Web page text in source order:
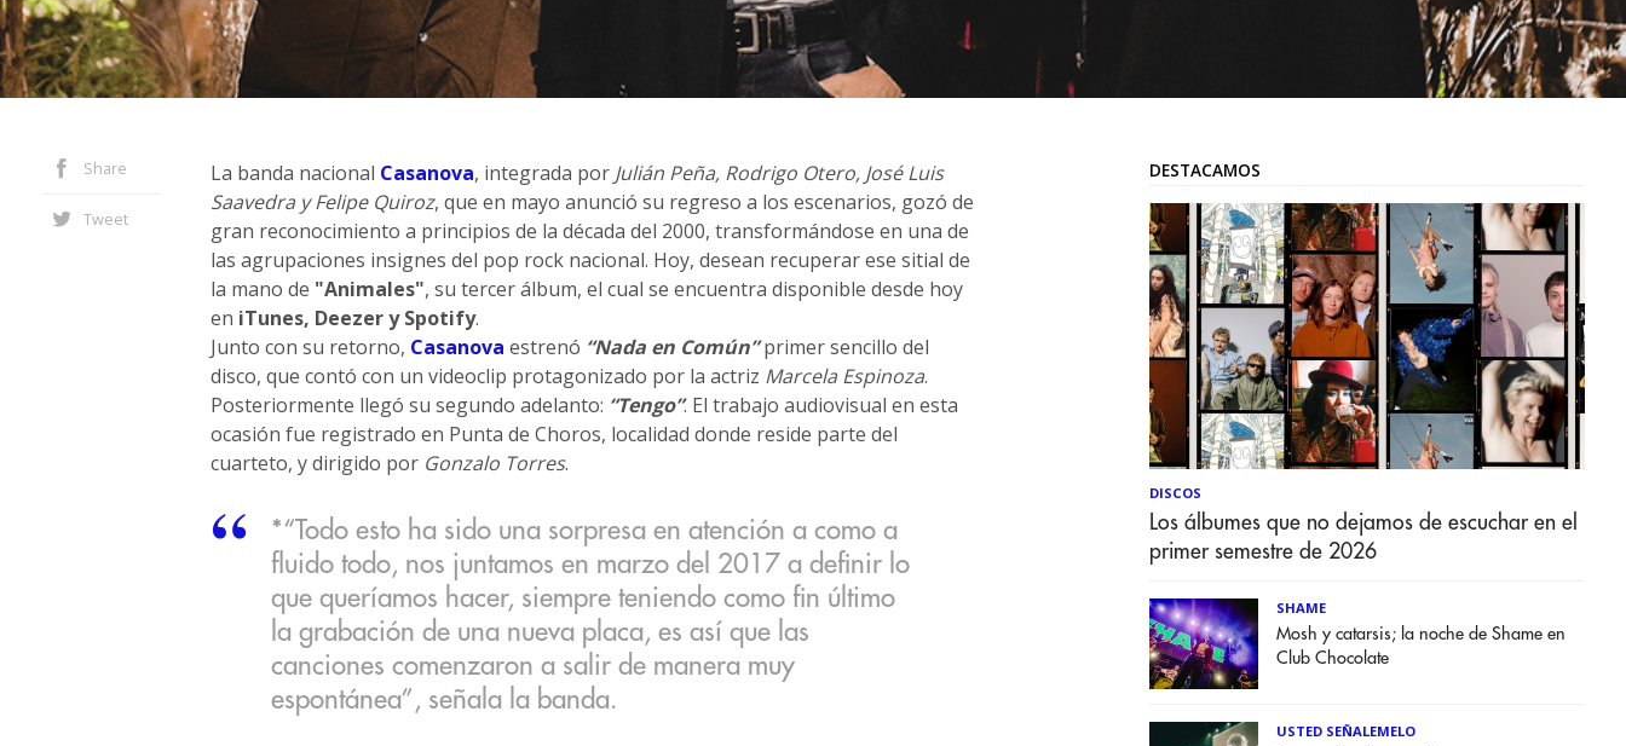
Share
Tweet
La banda nacional Casanova, integrada por Julián Peña, Rodrigo Otero, José Luis
Saavedra y Felipe Quiroz, que en mayo anunció su regreso a los escenarios, gozó de
gran reconocimiento a principios de la década del 2000, transformándose en una de
las agrupaciones insignes del pop rock nacional. Hoy, desean recuperar ese sitial de
la mano de "Animales", su tercer álbum, el cual se encuentra disponible desde hoy
en iTunes, Deezer y Spotify.
Junto con su retorno, Casanova estrenó “Nada en Común”primer sencillo del
disco, que contó con un videoclip protagonizado por la actriz Marcela Espinoza.
Posteriormente llegó su segundo adelanto: “Tengo”. El trabajo audiovisual en esta
ocasión fue registrado en Punta de Choros, localidad donde reside parte del
cuarteto, y dirigido por Gonzalo Torres.
*“Todo esto ha sido una sorpresa en atención a como a
fluido todo, nos juntamos en marzo del 2017 a definir lo
que queríamos hacer, siempre teniendo como fin último
la grabación de una nueva placa, es así que las
canciones comenzaron a salir de manera muy
espontánea”, señala la banda.
DESTACAMOS
DISCOS
Los álbumes que no dejamos de escuchar en el
primer semestre de 2026
SHAME
Mosh y catarsis; la noche de Shame en
Club Chocolate
USTED SEÑALEMELO